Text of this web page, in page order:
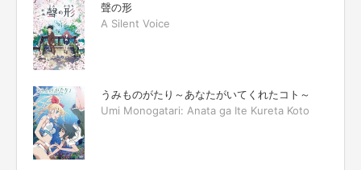
聲の形
A Silent Voice
うみものがたり～あなたがいてくれたコト～
Umi Monogatari: Anata ga Ite Kureta Koto